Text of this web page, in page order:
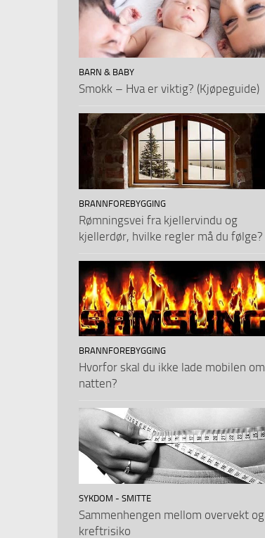
BARN & BABY
Smokk – Hva er viktig? (Kjøpeguide)
BRANNFOREBYGGING
Rømningsvei fra kjellervindu og
kjellerdør, hvilke regler må du følge?
BRANNFOREBYGGING
Hvorfor skal du ikke lade mobilen om
natten?
SYKDOM - SMITTE
Sammenhengen mellom overvekt og
kreftrisiko